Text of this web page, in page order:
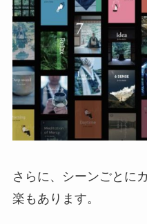
さらに、シーンごとに
楽もあります。